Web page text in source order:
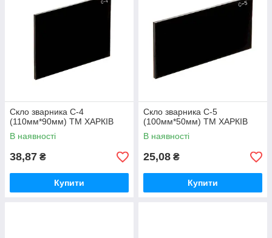
Скло зварника С-4
(110мм*90мм) ТМ ХАРКІВ
В наявності
38,87 ₴
Купити
Скло зварника С-5
(100мм*50мм) ТМ ХАРКІВ
В наявності
25,08 ₴
Купити